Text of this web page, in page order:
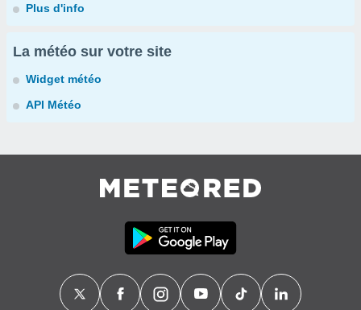
Plus d'info
La météo sur votre site
Widget météo
API Météo